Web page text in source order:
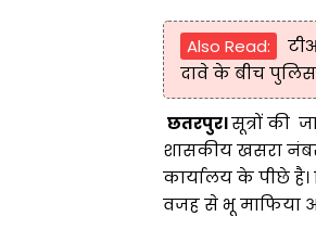
Also Read:
दावे के बीच
छतरपुर।सूत्रों की
शासकीय खसरा
कार्यालय के पीछे
वजह से भू माफिया